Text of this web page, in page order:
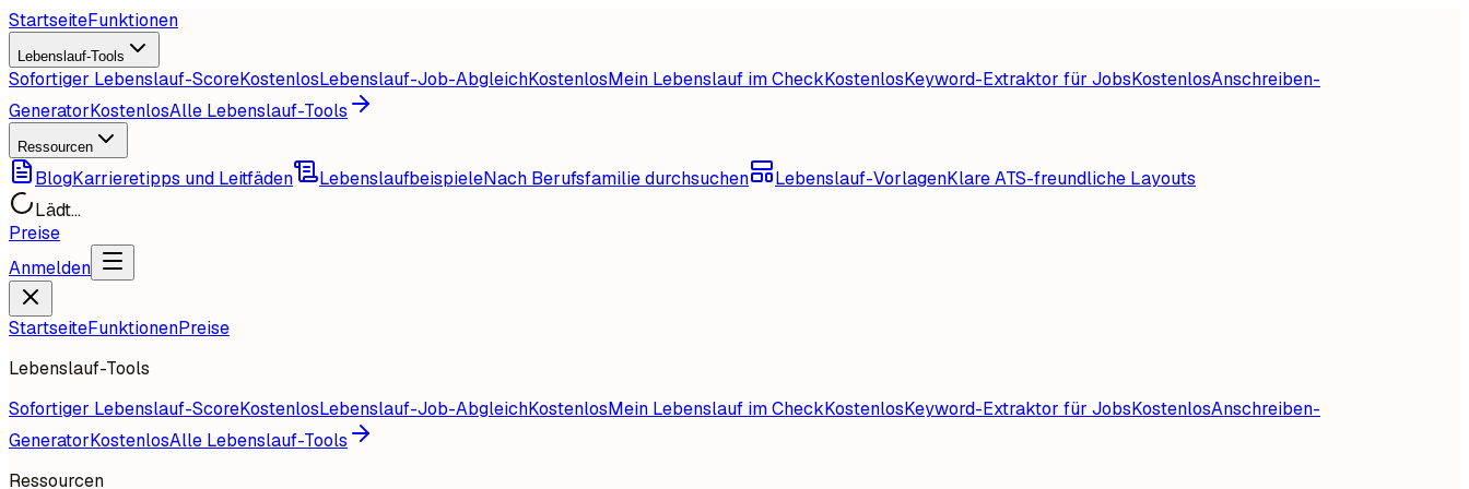
StartseiteFunktionen
Lebenslauf-Tools
Sofortiger Lebenslauf-ScoreKostenlosLebenslauf-Job-AbgleichKostenlosMein Lebenslauf im CheckKostenlosKeyword-Extraktor für JobsKostenlosAnschreiben-
GeneratorKostenlosAlle Lebenslauf-Tools
Ressourcen
BlogKarrieretipps und Leitfäden LebenslaufbeispieleNach Berufsfamilie durchsuchen Lebenslauf-VorlagenKlare ATS-freundliche Layouts
Lädt...
Preise
Anmelden
StartseiteFunktionenPreise
Lebenslauf-Tools
Sofortiger Lebenslauf-ScoreKostenlosLebenslauf-Job-AbgleichKostenlosMein Lebenslauf im CheckKostenlosKeyword-Extraktor für JobsKostenlosAnschreiben-
GeneratorKostenlosAlle Lebenslauf-Tools
Ressourcen